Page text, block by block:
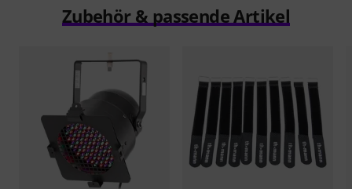
Zubehör & passende Artikel